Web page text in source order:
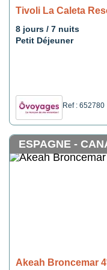
d’ailleurs de voir
galeries souterraines que
Timanfaya lors de votre
Tivoli La Caleta
8 jours / 7 nuits
Petit Déjeuner
Ref : 652780
ESPAGNE -
Akeah Broncemar